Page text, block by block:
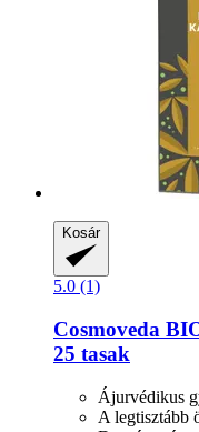
Kosár
5.0 (1)
Cosmoveda
25 tasak
Ájurvédikus
A legtisztább